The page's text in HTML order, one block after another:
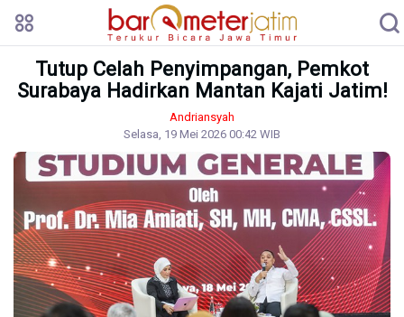
Tutup Celah Penyimpangan, Pemkot
Surabaya Hadirkan Mantan Kajati Jatim!
Andriansyah
Selasa, 19 Mei 2026 00:42 WIB